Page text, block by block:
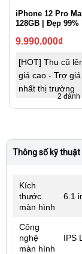
iPhone 12 Pro
128GB | Đẹp 99%
9.990.000₫
[HOT] Thu cũ
giá cao - Trợ
nhất thị trường
2 đánh
Thông số kỹ thuật
Kích
thước
màn hình
6.1
Công
nghệ
màn hình
IPS